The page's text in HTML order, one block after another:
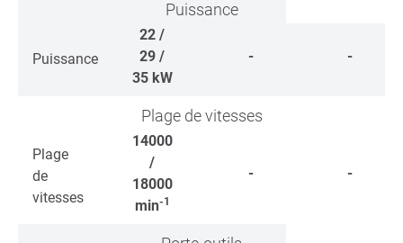
Puissance
Puissance
22 /
29 /
35 kW
- -
Plage de vitesses
Plage
de
vitesses
14000
/
18000
min-1
- -